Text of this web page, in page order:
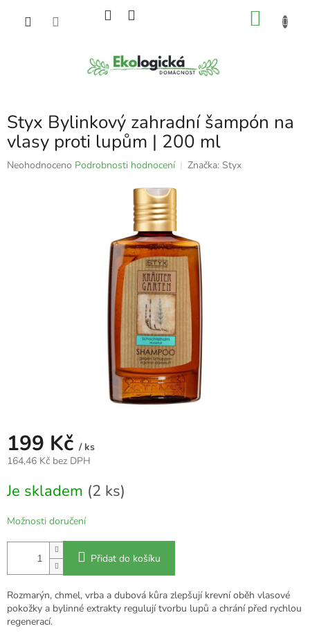
Styx Bylinkový zahradní šampón na
vlasy proti lupům | 200 ml
Průměrné
Neohodnoceno Podrobnosti hodnocení Značka: Styx
199 Kč / ks
164,46 Kč bez DPH
cena:
Je skladem (2 ks)
Možnosti doručení
Přidat do košíku
Rozmarýn, chmel, vrba a dubová kůra zlepšují krevní oběh vlasové
pokožky a bylinné extrakty regulují tvorbu lupů a chrání před rychlou
regenerací.